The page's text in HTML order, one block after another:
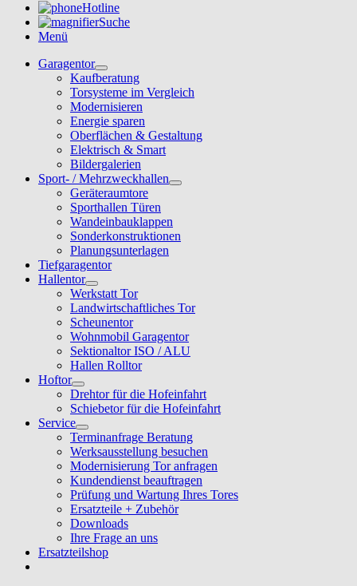
Hotline
Suche
Menü
Garagentor
Kaufberatung
Torsysteme im Vergleich
Modernisieren
Energie sparen
Oberflächen & Gestaltung
Elektrisch & Smart
Bildergalerien
Sport- / Mehrzweckhallen
Geräteraumtore
Sporthallen Türen
Wandeinbauklappen
Sonderkonstruktionen
Planungsunterlagen
Tiefgaragentor
Hallentor
Werkstatt Tor
Landwirtschaftliches Tor
Scheunentor
Wohnmobil Garagentor
Sektionaltor ISO / ALU
Hallen Rolltor
Hoftor
Drehtor für die Hofeinfahrt
Schiebetor für die Hofeinfahrt
Service
Terminanfrage Beratung
Werksausstellung besuchen
Modernisierung Tor anfragen
Kundendienst beauftragen
Prüfung und Wartung Ihres Tores
Ersatzteile + Zubehör
Downloads
Ihre Frage an uns
Ersatzteilshop